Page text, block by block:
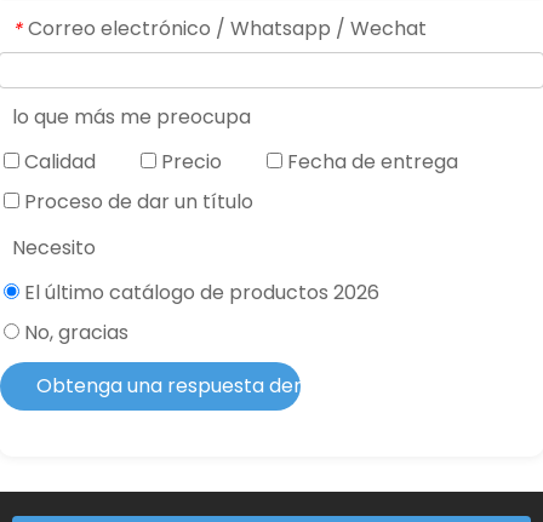
* Correo electrónico / Whatsapp / Wechat
lo que más me preocupa
Calidad
Precio
Fecha de entrega
Proceso de dar un título
Necesito
El último catálogo de productos 2026
No, gracias
Obtenga una respuesta dentro de 2 horas